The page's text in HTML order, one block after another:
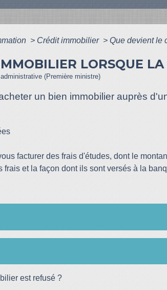
> Crédit immobilier > Que devient le
LORSQUE
(Première ministre)
un bien immobilier auprès
facturer des frais d'études, dont le
frais et la façon dont ils sont versés à la
est refusé ?